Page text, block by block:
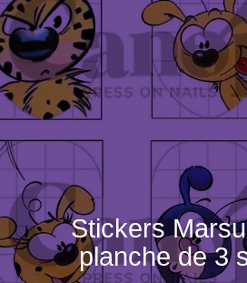
Stickers
planche de 3